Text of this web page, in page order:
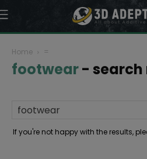
Home =
footwear- search
If you're not happy with the results,